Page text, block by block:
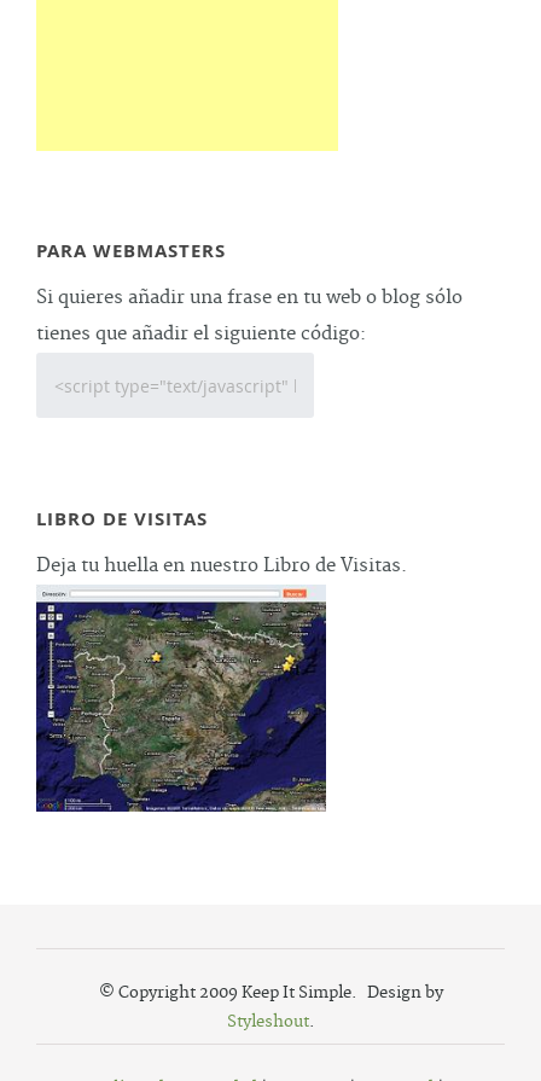
PARA WEBMASTERS
Si quieres añadir una frase en tu web o blog sólo
tienes que añadir el siguiente código:
LIBRO DE VISITAS
Deja tu huella en nuestro Libro de Visitas.
© Copyright 2009 Keep It Simple. Design by
Styleshout.